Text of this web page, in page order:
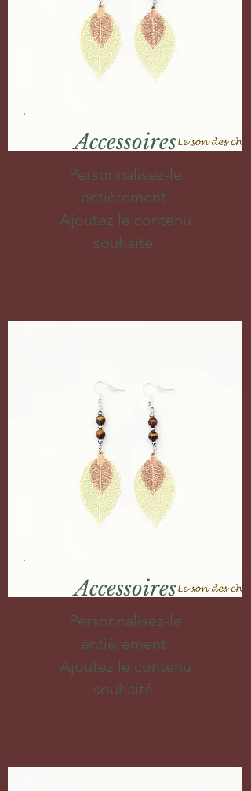
Accessoires
Personnalisez-le
entièrement.
Ajoutez le contenu
souhaité.
Accessoires
Personnalisez-le
entièrement.
Ajoutez le contenu
souhaité.